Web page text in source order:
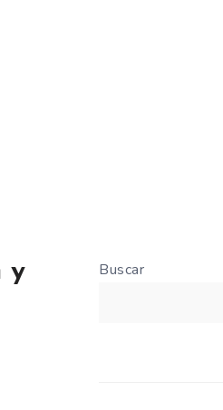
y
Buscar